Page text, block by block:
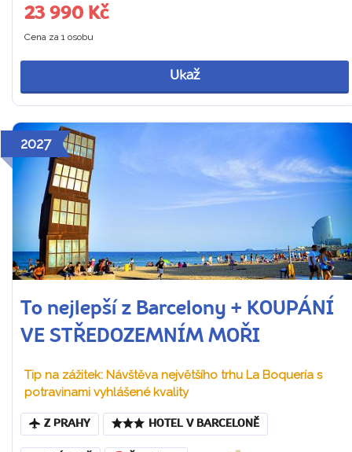
23 990 Kč
Cena za 1 osobu
Ukaž
2027
To nejlepší z Barcelony + KOUPÁNÍ
VE STŘEDOZEMNÍM MOŘI
Tip na zážitek: Návštěva největšího trhu La Boquería s
potravinami vyhlášené kvality
Z PRAHY HOTEL V BARCELONĚ